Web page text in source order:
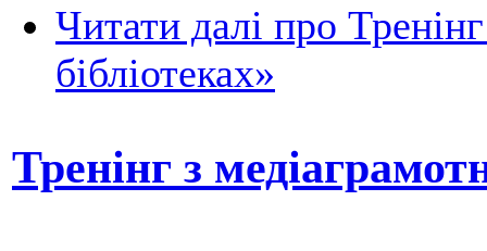
Читати далі про
бібліотеках»
Тренінг з